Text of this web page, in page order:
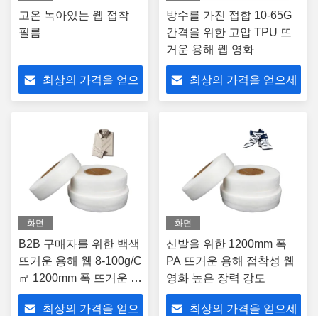
고온 녹아있는 웹 접착
필름
최상의 가격을 얻으
방수를 가진 접합 10-65G
간격을 위한 고압 TPU 뜨
거운 용해 웹 영화
최상의 가격을 얻으세
화면
B2B 구매자를 위한 백색
뜨거운 용해 웹 8-100g/C
㎡ 1200mm 폭 뜨거운 용
해 접착성 웹
최상의 가격을 얻으
화면
신발을 위한 1200mm 폭
PA 뜨거운 용해 접착성 웹
영화 높은 장력 강도
최상의 가격을 얻으세